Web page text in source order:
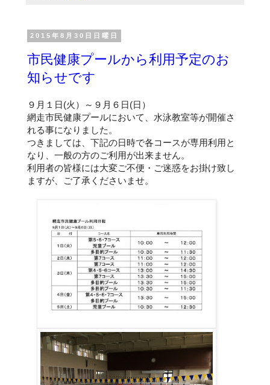
2015年8月30日日曜日
市民健康プールから利用予定のお
知らせです
９月１日(火）～９月６日(日）
網走市民健康プールにおいて、水泳教室等が開催さ
れる事になりました。
つきましては、下記の日時で各コースが専用利用と
なり、一般の方のご利用が出来ません。
利用者の皆様には大変ご不便・ご迷惑をお掛け致し
ますが、ご了承くださいませ。